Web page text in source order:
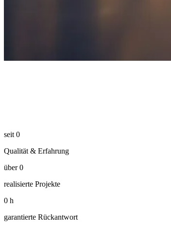
seit 0
Qualität & Erfahrung
über 0
realisierte Projekte
0 h
garantierte Rückantwort